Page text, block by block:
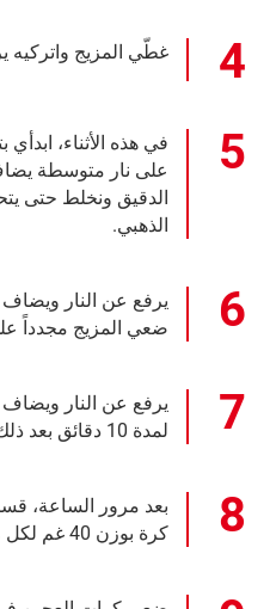
غطّي المزيج واتركيه
في هذه الأثناء،
على نار متوسطة
الدقيق ونخلط حتى
الذهبي.
يرفع عن النار
ضعي المزيج مجدداً
يرفع عن النار ويضاف
لمدة 10 دقائق بعد ذلك شكّلي 20 كرة صغيرة.
كرة بوزن 40 غم لكل منها تقريباً.